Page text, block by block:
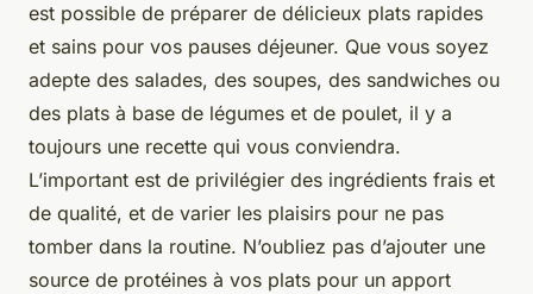
est possible de préparer de délicieux plats rapides
et sains pour vos pauses déjeuner. Que vous soyez
adepte des salades, des soupes, des sandwiches ou
des plats à base de légumes et de poulet, il y a
toujours une recette qui vous conviendra.
L’important est de privilégier des ingrédients frais et
de qualité, et de varier les plaisirs pour ne pas
tomber dans la routine. N’oubliez pas d’ajouter une
source de protéines à vos plats pour un apport